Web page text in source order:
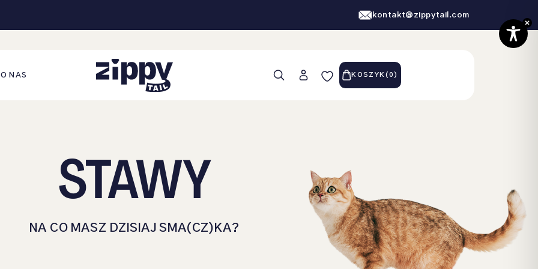
kontakt@zippytail.com
O NAS KOSZYK (0 )
STAWY
NA CO MASZ DZISIAJ SMA(CZ)KA?